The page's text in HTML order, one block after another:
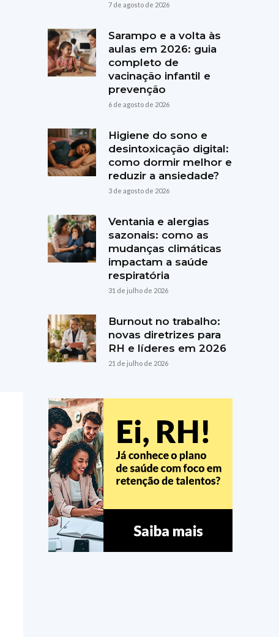
7 de agosto de 2026
Sarampo e a volta às
aulas em 2026: guia
completo de
vacinação infantil e
prevenção
6 de agosto de 2026
Higiene do sono e
desintoxicação digital:
como dormir melhor e
reduzir a ansiedade?
3 de agosto de 2026
Ventania e alergias
sazonais: como as
mudanças climáticas
impactam a saúde
respiratória
31 de julho de 2026
Burnout no trabalho:
novas diretrizes para
RH e líderes em 2026
21 de julho de 2026